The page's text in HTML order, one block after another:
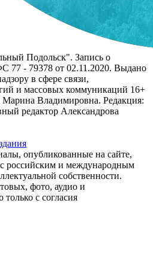
Подольск". Запись о
- 79378 от 02.11.2020. Выдано
в сфере связи,
и массовых коммуникаций 16+
Марина Владимировна. Редакция:
редактор Александрова
опубликованные на сайте,
российским и международным
собственности.
фото, аудио и
с согласия